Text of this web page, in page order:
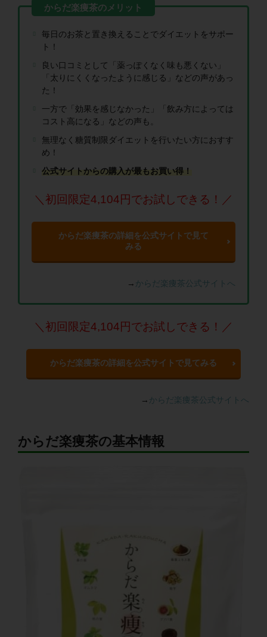
毎日のお茶と置き換えることでダイエットをサポー
ト！
良い口コミとして「薬っぽくなく味も悪くない」
「太りにくくなったように感じる」などの声があっ
た！
一方で「効果を感じなかった」「飲み方によっては
コスト高になる」などの声も。
無理なく糖質制限ダイエットを行いたい方におすす
め！
公式サイトからの購入が最もお買い得！
＼初回限定4,104円でお試しできる！／
からだ楽痩茶の詳細を公式サイトで見て
みる
→ からだ楽痩茶公式サイトへ
＼初回限定4,104円でお試しできる！／
からだ楽痩茶の詳細を公式サイトで見てみる
→ からだ楽痩茶公式サイトへ
からだ楽痩茶の基本情報